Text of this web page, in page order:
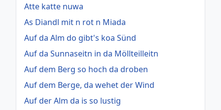
Atte katte nuwa
As Diandl mit n rot n Miada
Auf da Alm do gibt's koa Sünd
Auf da Sunnaseitn in da Möllteilleitn
Auf dem Berg so hoch da droben
Auf dem Berge, da wehet der Wind
Auf der Alm da is so lustig